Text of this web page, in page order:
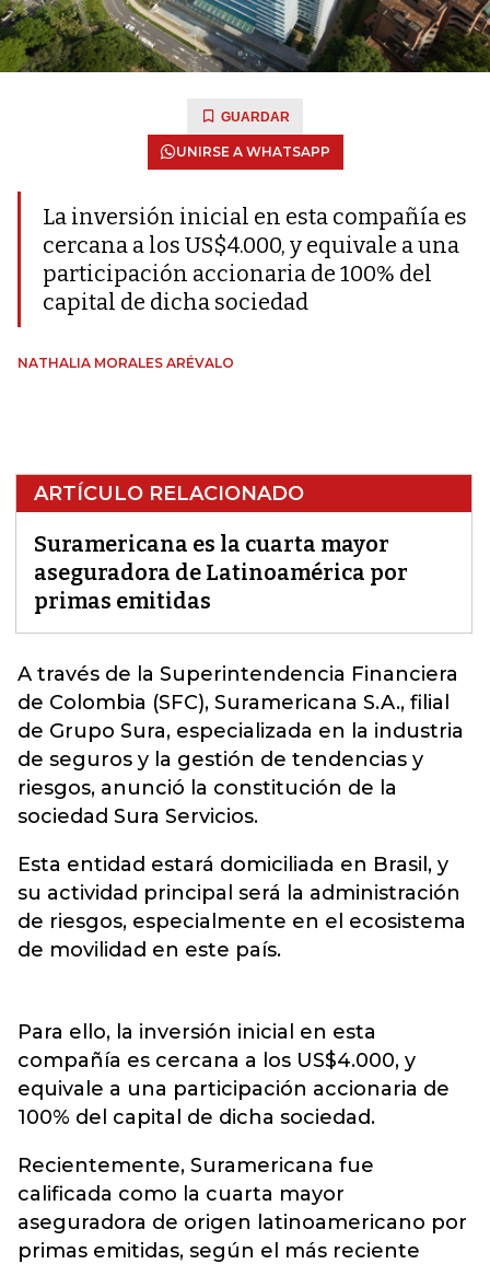
GUARDAR
UNIRSE A WHATSAPP
La inversión inicial en esta compañía es
cercana a los US$4.000, y equivale a una
participación accionaria de 100% del
capital de dicha sociedad
NATHALIA MORALES ARÉVALO
ARTÍCULO RELACIONADO
Suramericana es la cuarta mayor
aseguradora de Latinoamérica por
primas emitidas
A través de la Superintendencia Financiera
de Colombia (SFC), Suramericana S.A., filial
de Grupo Sura, especializada en la industria
de seguros y la gestión de tendencias y
riesgos, anunció la constitución de la
sociedad Sura Servicios.
Esta entidad estará domiciliada en Brasil, y
su actividad principal será la administración
de riesgos, especialmente en el ecosistema
de movilidad en este país.
Para ello, la inversión inicial en esta
compañía es cercana a los US$4.000, y
equivale a una participación accionaria de
100% del capital de dicha sociedad.
Recientemente, Suramericana fue
calificada como la cuarta mayor
aseguradora de origen latinoamericano por
primas emitidas, según el más reciente